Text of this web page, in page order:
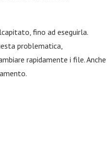
fino ad eseguirla.
problematica,
rapidamente i file. Anche